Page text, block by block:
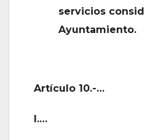
servicios
Ayuntamiento.
Artículo 10.-…
I.…